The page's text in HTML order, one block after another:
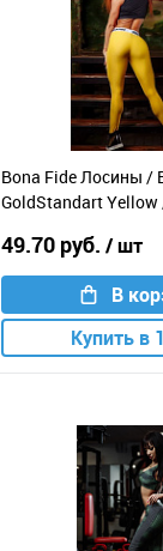
Bona Fide Лосины /
GoldStandart Yellow
49.70 руб. / шт
В
Купить в